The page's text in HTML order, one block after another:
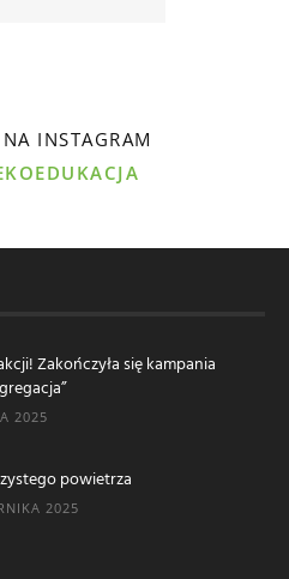
INSTAGRAM
Zakończyła się kampania
2025
powietrza
2025